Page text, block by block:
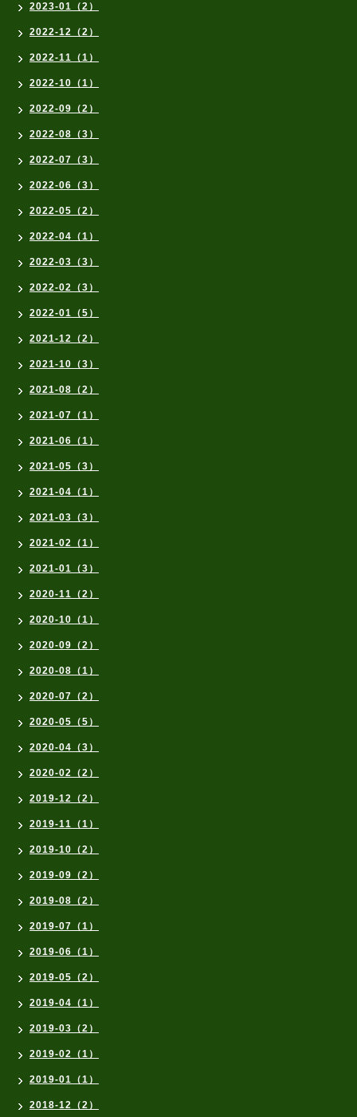
2023-01（2）
2022-12（2）
2022-11（1）
2022-10（1）
2022-09（2）
2022-08（3）
2022-07（3）
2022-06（3）
2022-05（2）
2022-04（1）
2022-03（3）
2022-02（3）
2022-01（5）
2021-12（2）
2021-10（3）
2021-08（2）
2021-07（1）
2021-06（1）
2021-05（3）
2021-04（1）
2021-03（3）
2021-02（1）
2021-01（3）
2020-11（2）
2020-10（1）
2020-09（2）
2020-08（1）
2020-07（2）
2020-05（5）
2020-04（3）
2020-02（2）
2019-12（2）
2019-11（1）
2019-10（2）
2019-09（2）
2019-08（2）
2019-07（1）
2019-06（1）
2019-05（2）
2019-04（1）
2019-03（2）
2019-02（1）
2019-01（1）
2018-12（2）